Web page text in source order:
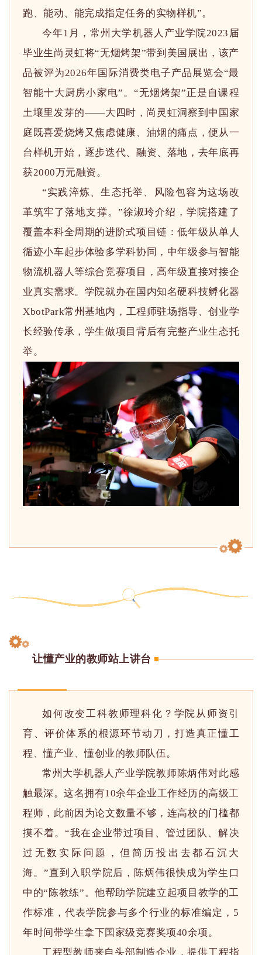
跑、能动、能完成指定任务的实物样机”。
今年1月，常州大学机器人产业学院2023届
毕业生尚灵虹将“无烟烤架”带到美国展出，该产
品被评为2026年国际消费类电子产品展览会“最
智能十大厨房小家电”。 “无烟烤架”正是自课程
土壤里发芽的——大四时，尚灵虹洞察到中国家
庭既喜爱烧烤又焦虑健康、油烟的痛点，便从一
台样机开始，逐步迭代、融资、落地，去年底再
获2000万元融资。
“实践淬炼、生态托举、风险包容为这场改
革筑牢了落地支撑。”徐淑玲介绍，学院搭建了
覆盖本科全周期的进阶式项目链：低年级从单人
循迹小车起步体验多学科协同，中年级参与智能
物流机器人等综合竞赛项目，高年级直接对接企
业真实需求。学院就办在国内知名硬科技孵化器
XbotPark常州基地内，工程师驻场指导、创业学
长经验传承，学生做项目背后有完整产业生态托
举。
让懂产业的教师站上讲台
如何改变工科教师理科化？学院从师资引
育、评价体系的根源环节动刀，打造真正懂工
程、懂产业、懂创业的教师队伍。
常州大学机器人产业学院教师陈炳伟对此感
触最深。这名拥有10余年企业工作经历的高级工
程师，此前因为论文数量不够，连高校的门槛都
摸不着。“我在企业带过项目、管过团队、解决
过无数实际问题，但简历投出去都石沉大
海。”直到入职学院后，陈炳伟很快成为学生口
中的“陈教练”。他帮助学院建立起项目教学的工
作标准，代表学院参与多个行业的标准编定，5
年时间带学生拿下国家级竞赛奖项40余项。
工程型教师来自头部制造企业，提供工程指